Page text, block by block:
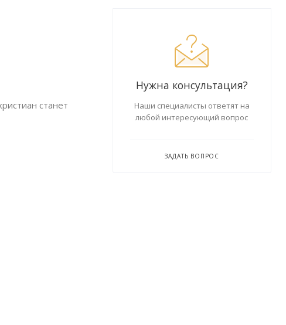
Нужна консультация?
Наши специалисты ответят на
любой интересующий вопрос
ЗАДАТЬ ВОПРОС
станет